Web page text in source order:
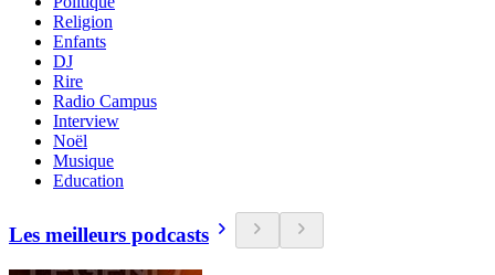
Religion
Enfants
DJ
Rire
Radio Campus
Interview
Noël
Musique
Education
Les meilleurs podcasts